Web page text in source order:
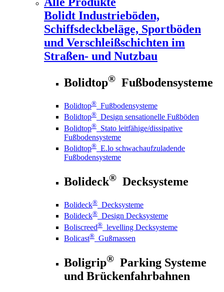
Bolidt Industrieböden,
Schiffsdeckbeläge, Sportböden
und Verschleißschichten im
Straßen- und Nutzbau
Bolidtop® Fußbodensysteme
Bolidtop® Fußbodensysteme
Bolidtop® Design sensationelle Fußböden
Bolidtop® Stato leitfähige/dissipative
Fußbodensysteme
Bolidtop® E.lo schwachaufzuladende
Fußbodensysteme
Bolideck® Decksysteme
Bolideck® Decksysteme
Bolideck® Design Decksysteme
Boliscreed® levelling Decksysteme
Bolicast® Gußmassen
Boligrip® Parking Systeme
und Brückenfahrbahnen